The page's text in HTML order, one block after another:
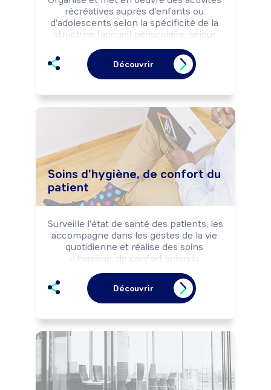
récréatives auprès d'enfants ou
d'adolescents selon la spécificité de la
structure (accueil périscolaire, séjour
Peut encadrer un groupe d'enfants ou
d'adolescents lors de séjours avec
hébergement.
Peut diriger un accueil collectif de
mineurs (ACM).
Découvrir
Soins d'hygiène, de confort du
patient
Surveille l'état de santé des patients, les
accompagne dans les gestes de la vie
quotidienne et réalise des soins
d'hygiène, de confort selon la
consignes du personnel soignant.
Découvrir